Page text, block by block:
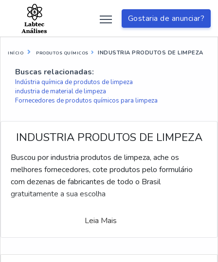
Gostaria de anunciar?
INÍCIO PRODUTOS QUÍMICOS INDUSTRIA PRODUTOS DE LIMPEZA
Buscas relacionadas:
Indústria química de produtos de limpeza
industria de material de limpeza
Fornecedores de produtos químicos para limpeza
INDUSTRIA PRODUTOS DE LIMPEZA
Buscou por industria produtos de limpeza, ache os
melhores fornecedores, cote produtos pelo formulário
com dezenas de fabricantes de todo o Brasil
gratuitamente a sua escolha
Leia Mais